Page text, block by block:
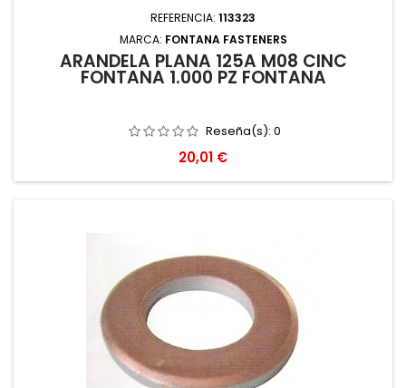
REFERENCIA: 113323
MARCA: FONTANA FASTENERS
ARANDELA PLANA 125A M08 CINC
FONTANA 1.000 PZ FONTANA
Reseña(s): 0
Precio
20,01 €